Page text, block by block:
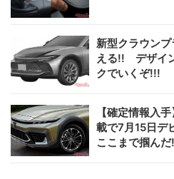
新型クラウン
える!! デザイ
クでいくぞ!!!
【確定情報入
載で7月15日デ
ここまで掴んだ